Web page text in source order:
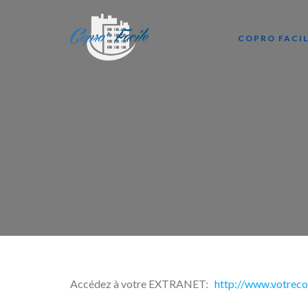
COPRO
Accédez à votre EXTRANET: http://